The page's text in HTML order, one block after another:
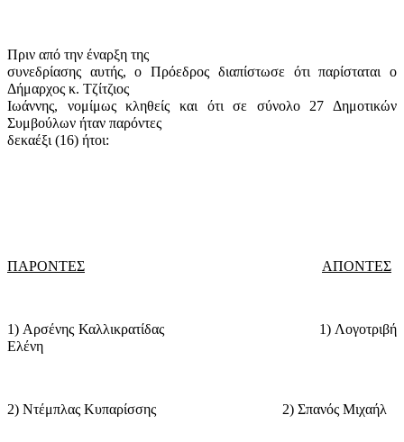
Πριν από την έναρξη της
συνεδρίασης αυτής, ο Πρόεδρος διαπίστωσε ότι παρίσταται ο
Δήμαρχος κ. Τζίτζιος
Ιωάννης, νομίμως κληθείς και ότι σε σύνολο 27 Δημοτικών
Συμβούλων ήταν παρόντες
δεκαέξι (16) ήτοι:
ΠΑΡΟΝΤΕΣ ΑΠΟΝΤΕΣ
1) Αρσένης Καλλικρατίδας
1) Λογοτριβή
Ελένη
2) Ντέμπλας Κυπαρίσσης 2) Σπανός Μιχαήλ